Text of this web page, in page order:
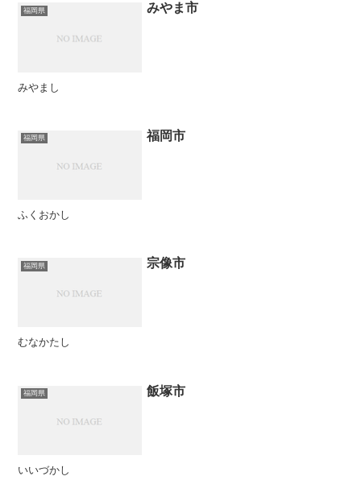
福岡県 みやま市
みやまし
福岡県 福岡市
ふくおかし
福岡県 宗像市
むなかたし
福岡県 飯塚市
いいづかし